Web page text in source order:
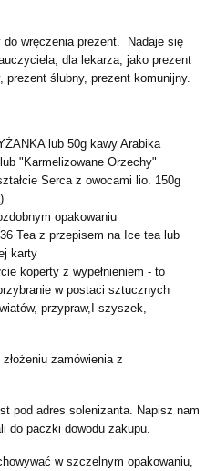
wręczenia prezent. Nadaje się
dla lekarza, jako prezent
prezent ślubny, prezent komunijny.
lub 50g kawy Arabika
"Karmelizowane Orzechy"
Serca z owocami lio. 150g
opakowaniu
Tea z przepisem na Ice tea lub
karty
koperty z wypełnieniem - to
w postaci sztucznych
przypraw,I szyszek,
zamówienia z
pod adres solenizanta. Napisz nam
do paczki dowodu zakupu.
w szczelnym opakowaniu,